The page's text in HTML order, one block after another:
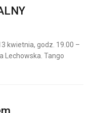
kwietnia, godz. 19.00 –
Lechowska. Tango